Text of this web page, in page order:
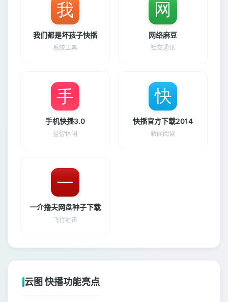
我们都是坏孩子快播
系统工具
网络麻豆
社交通讯
手机快播3.0
益智休闲
快播官方下载2014
新闻阅读
一介撸夫网盘种子下载
飞行射击
云图 快播功能亮点